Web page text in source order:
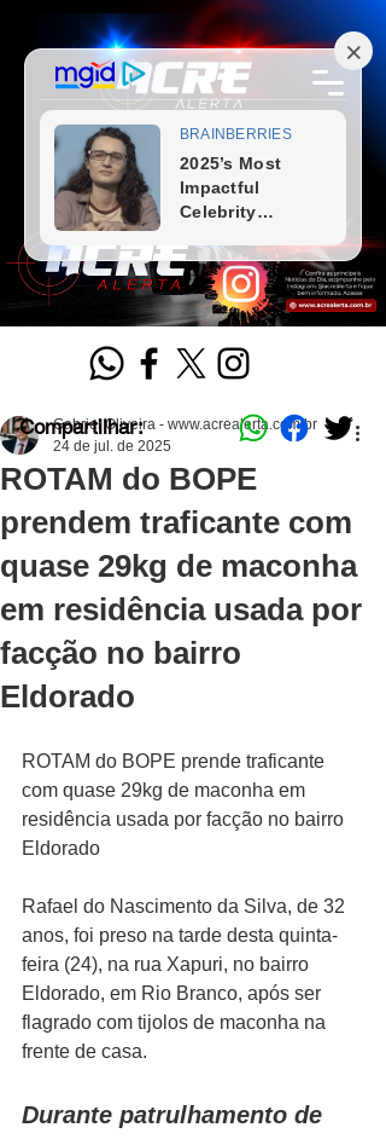
ROTAM do BOPE
prendem traficante com
quase 29kg de maconha
em residência usada por
facção no bairro
Eldorado
Gabriel Oliveira - www.acrealerta.com.br
24 de jul. de 2025
ROTAM do BOPE prende traficante
com quase 29kg de maconha em
residência usada por facção no bairro
Eldorado
Rafael do Nascimento da Silva, de 32
anos, foi preso na tarde desta quinta-
feira (24), na rua Xapuri, no bairro
Eldorado, em Rio Branco, após ser
flagrado com tijolos de maconha na
frente de casa.
Durante patrulhamento de
Compartilhar: